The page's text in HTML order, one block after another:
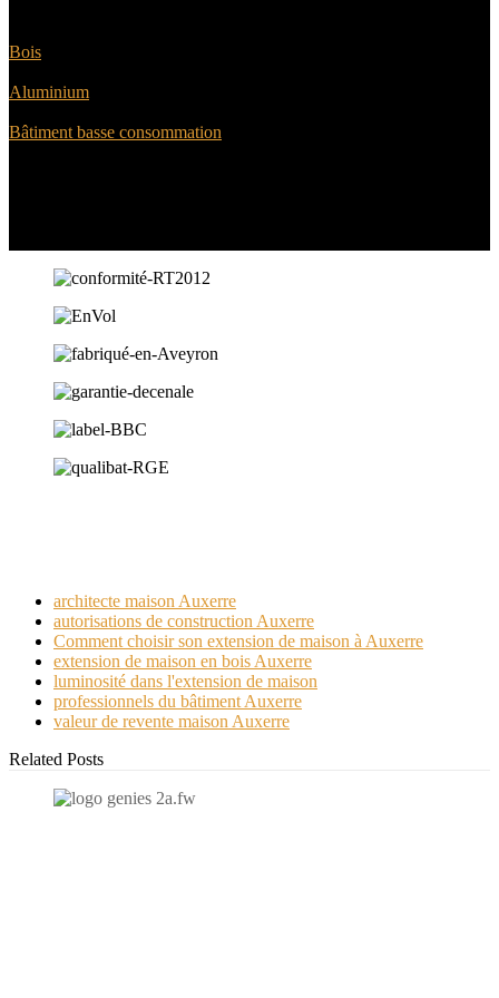
Bois
Aluminium
Bâtiment basse consommation
architecte maison Auxerre
autorisations de construction Auxerre
Comment choisir son extension de maison à Auxerre
extension de maison en bois Auxerre
luminosité dans l'extension de maison
professionnels du bâtiment Auxerre
valeur de revente maison Auxerre
Related Posts